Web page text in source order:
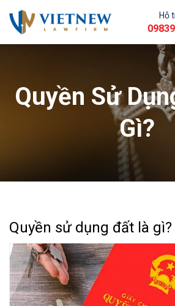
Hỗ
Quyền Sử
Gì?
Quyền sử dụng đất là gì?